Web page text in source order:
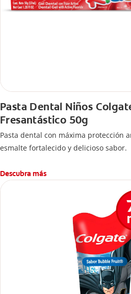
Pasta Dental Niños
Fresantástico 50g
Pasta dental con máxima protección
esmalte fortalecido y delicioso sabor.
Descubra más